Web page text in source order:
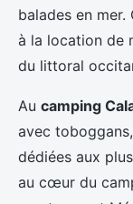
balades en mer.
à la location de
du littoral
Au camping
avec
dédiées aux
au cœur du